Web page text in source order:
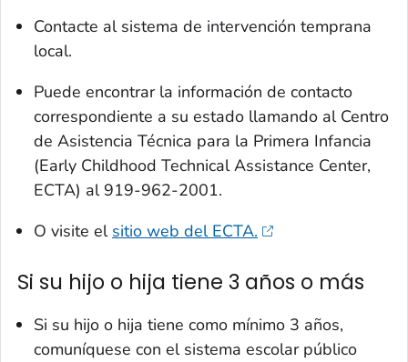
Contacte al sistema de intervención temprana
local.
Puede encontrar la información de contacto
correspondiente a su estado llamando al Centro
de Asistencia Técnica para la Primera Infancia
(Early Childhood Technical Assistance Center,
ECTA) al 919-962-2001.
O visite el sitio web del ECTA.
Si su hijo o hija tiene 3 años o más
Si su hijo o hija tiene como mínimo 3 años,
comuníquese con el sistema escolar público